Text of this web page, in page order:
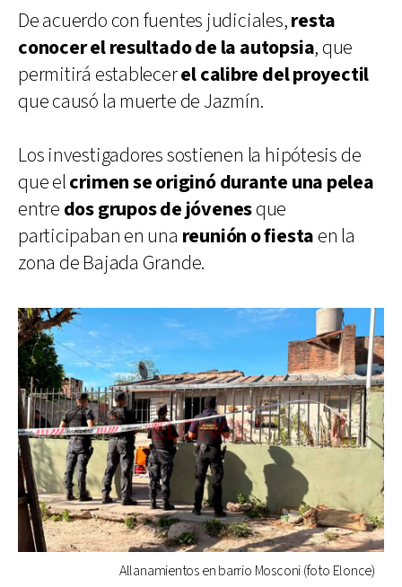
De acuerdo con fuentes judiciales,resta
conocer el resultado de la autopsia, que
permitirá establecerel calibre del proyectil
que causó la muerte de Jazmín.
Los investigadores sostienen la hipótesis de
que elcrimen se originó durante una pelea
entre dos grupos de jóvenesque
participaban en una reunión o fiesta en la
zona de Bajada Grande.
Allanamientos en barrio Mosconi (foto Elonce)